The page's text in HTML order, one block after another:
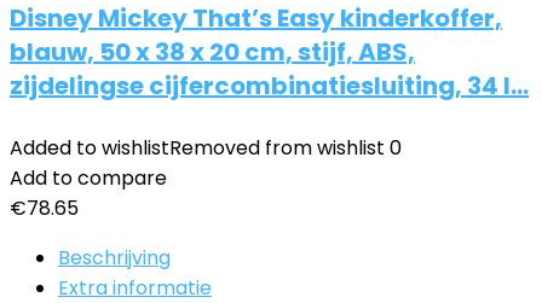
Disney Mickey That’s Easy kinderkoffer,
blauw, 50 x 38 x 20 cm, stijf, ABS,
zijdelingse cijfercombinatiesluiting, 34 l…
Added to wishlistRemoved from wishlist 0
Add to compare
€78.65
Beschrijving
Extra informatie